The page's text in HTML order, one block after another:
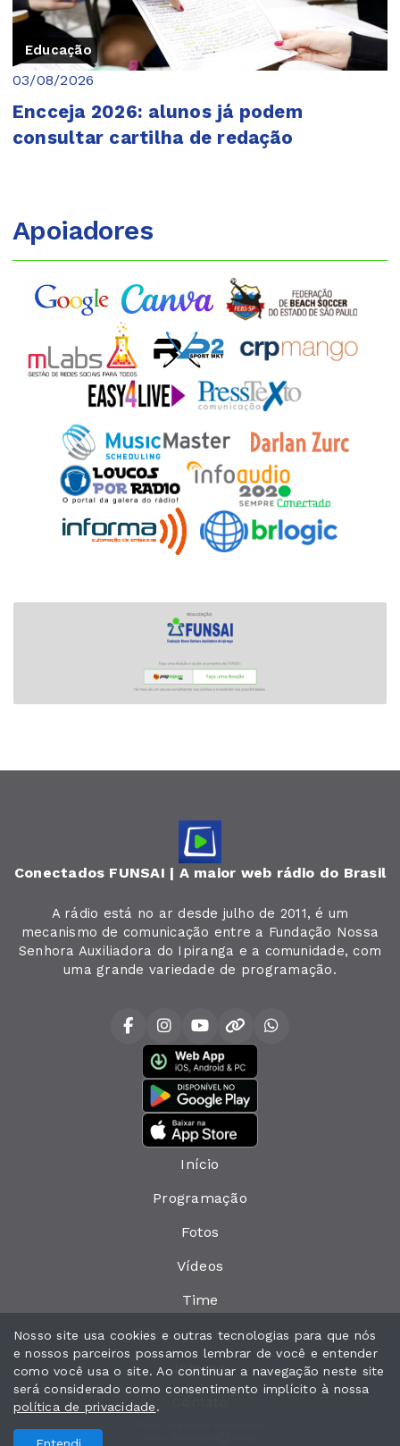
Educação
03/08/2026
Encceja 2026: alunos já podem
consultar cartilha de redação
Apoiadores
Conectados FUNSAI | A maior web rádio do Brasil
A rádio está no ar desde julho de 2011, é um
mecanismo de comunicação entre a Fundação Nossa
Senhora Auxiliadora do Ipiranga e a comunidade, com
uma grande variedade de programação.
Início
Programação
Fotos
Vídeos
Time
Política de privacidade
Interno
Nosso site usa cookies e outras tecnologias para que nós
e nossos parceiros possamos lembrar de você e entender
como você usa o site. Ao continuar a navegação neste site
será considerado como consentimento implícito à nossa
política de privacidade.